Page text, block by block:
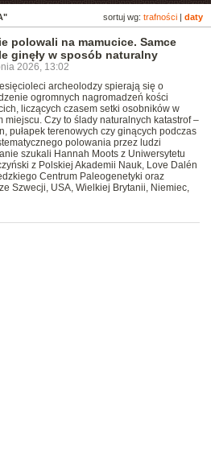
sortuj wg: trafności daty
polowali na mamucice. Samce
ginęły w sposób naturalny
2026, 13:02
archeolodzy spierają się o
ogromnych nagromadzeń kości
liczących czasem setki osobników w
miejscu. Czy to ślady naturalnych katastrof –
pułapek terenowych czy ginących podczas
polowania przez ludzi
szukali Hannah Moots z Uniwersytetu
z Polskiej Akademii Nauk, Love Dalén
Centrum Paleogenetyki oraz
Szwecji, USA, Wielkiej Brytanii, Niemiec,